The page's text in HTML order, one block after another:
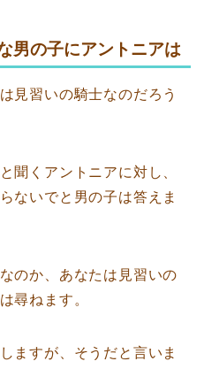
男の子にアントニアは
見習いの騎士なのだろう
聞くアントニアに対し、
ないでと男の子は答えま
のか、あなたは見習いの
尋ねます。
ますが、そうだと言いま